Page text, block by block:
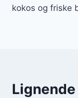
kokos og friske